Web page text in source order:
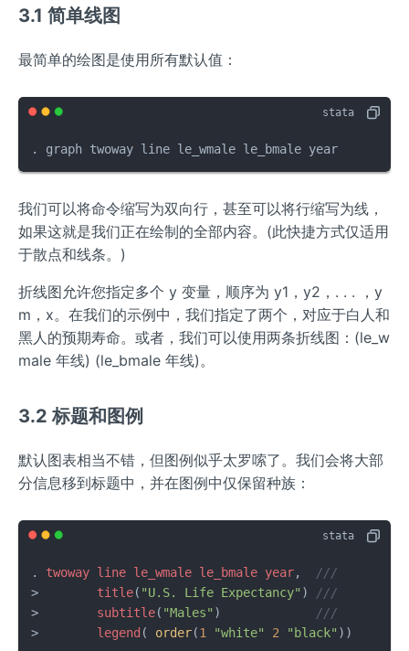
3.1 简单线图
最简单的绘图是使用所有默认值：
. graph twoway line le_wmale le_bmale year
我们可以将命令缩写为双向行，甚至可以将行缩写为线，
如果这就是我们正在绘制的全部内容。(此快捷方式仅适用
于散点和线条。)
折线图允许您指定多个 y 变量，顺序为 y1，y2，. . . ，y
m，x。在我们的示例中，我们指定了两个，对应于白人和
黑人的预期寿命。或者，我们可以使用两条折线图：(le_w
male 年线) (le_bmale 年线)。
3.2 标题和图例
默认图表相当不错，但图例似乎太罗嗦了。我们会将大部
分信息移到标题中，并在图例中仅保留种族：
. twoway line le_wmale le_bmale year,
///
> title( "U.S. Life Expectancy" )
///
> subtitle( "Males" )
///
> legend ( order(1 "white" 2 "black" ))